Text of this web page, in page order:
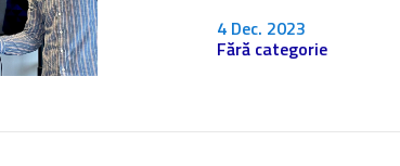
4 Dec. 2023
Fără categorie